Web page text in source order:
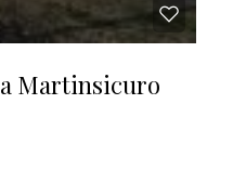
Martinsicuro